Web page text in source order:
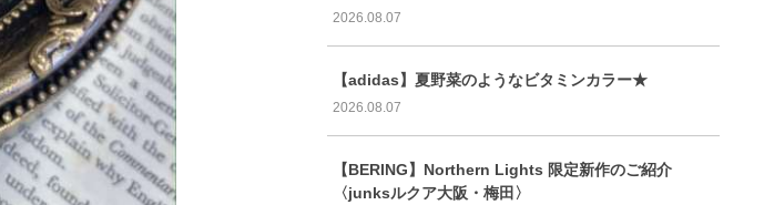
2026.08.07
【adidas】夏野菜のようなビタミンカラー★
2026.08.07
【BERING】Northern Lights 限定新作のご紹介
〈junksルクア大阪・梅田〉